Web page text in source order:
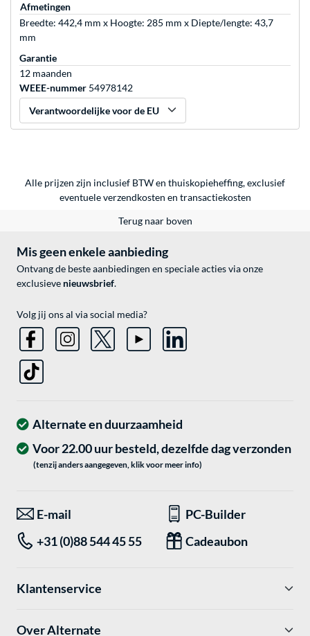
Afmetingen
Breedte: 442,4 mm x Hoogte: 285 mm x Diepte/lengte: 43,7
mm
Garantie
12 maanden
WEEE-nummer 54978142
Verantwoordelijke voor de EU
Alle prijzen zijn inclusief BTW en thuiskopieheffing, exclusief
eventueleverzendkosten en transactiekosten
Terug naar boven
Mis geen enkele aanbieding
Ontvang de beste aanbiedingen en speciale acties via onze
exclusieve nieuwsbrief.
Volg jij ons al via social media?
Alternate en duurzaamheid
Voor 22.00 uur besteld, dezelfde dag verzonden
(tenzij anders aangegeven, klik voor meer info)
E-mail
PC-Builder
+31 (0)88 544 45 55
Cadeaubon
Klantenservice
Over Alternate